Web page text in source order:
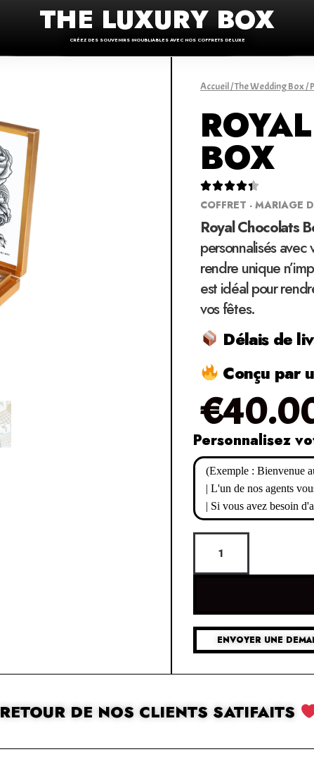
THE LUXURY BOX
CRÉEZ DES SOUVENIRS INOUBLIABLES AVEC NOS COFFRETS DELUXE
Accueil/The Wedding Box/
BOX

COFFRET - MARIAGE
Royal Chocolats
personnalisés
rendre unique
est idéal pour
vos fêtes.
Délais de
Conçu par
€
Personnalisez
ENVOYER UNE
RETOUR DE NOS CLIENTS SATIFAITS